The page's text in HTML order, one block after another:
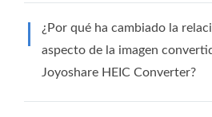
¿Por qué ha cambiado la
aspecto de la imagen
Joyoshare HEIC Converter?